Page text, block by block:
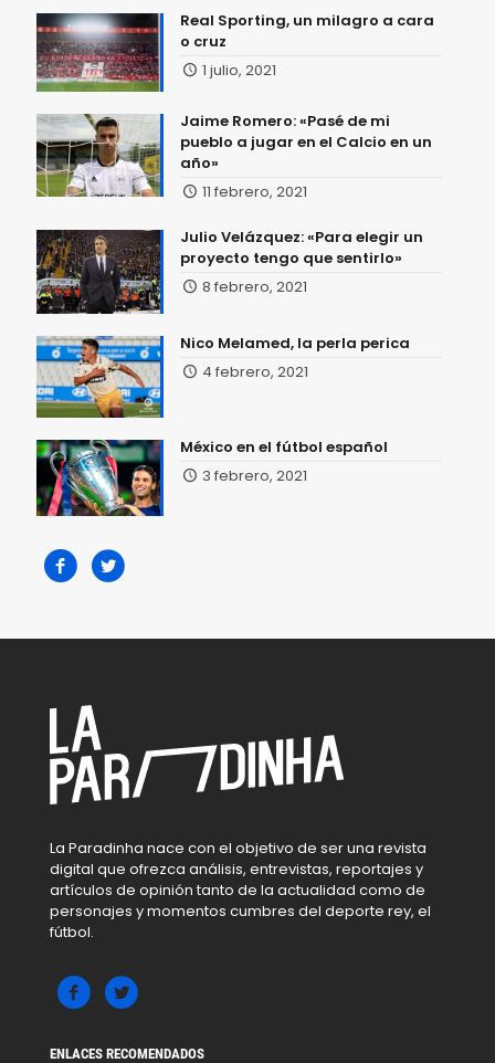
Real Sporting, un milagro a cara
o cruz
1 julio, 2021
Jaime Romero: «Pasé de mi
pueblo a jugar en el Calcio en un
año»
11 febrero, 2021
Julio Velázquez: «Para elegir un
proyecto tengo que sentirlo»
8 febrero, 2021
Nico Melamed, la perla perica
4 febrero, 2021
México en el fútbol español
3 febrero, 2021
La Paradinha nace con el objetivo de ser una revista
digital que ofrezca análisis, entrevistas, reportajes y
artículos de opinión tanto de la actualidad como de
personajes y momentos cumbres del deporte rey, el
fútbol.
ENLACES RECOMENDADOS